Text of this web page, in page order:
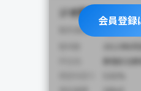
会員登録
ジオ西新宿ツイン
販売価格 4,900
2012年8月
新宿区北